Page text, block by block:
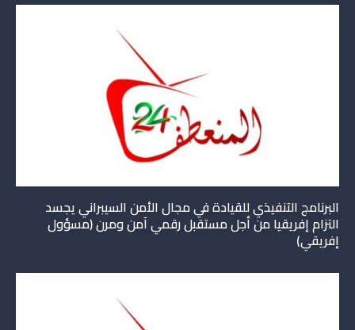
البرنامج التنفيذي للقيادة في مجال الأمن السيبراني يجسد
التزام إفريقيا من أجل مستقبل رقمي آمن ومرن (مسؤول
إفريقي)